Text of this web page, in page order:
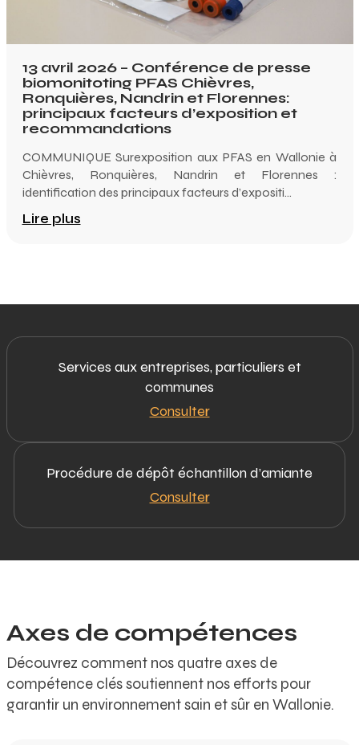
13 avril 2026 – Conférence de presse
biomonitoting PFAS Chièvres,
Ronquières, Nandrin et Florennes:
principaux facteurs d’exposition et
recommandations
COMMUNIQUE Surexposition aux PFAS en Wallonie à
Chièvres, Ronquières, Nandrin et Florennes :
identification des principaux facteurs d’expositi...
Lire plus
Services aux entreprises, particuliers et
communes
Consulter
Procédure de dépôt échantillon d’amiante
Consulter
Axes de compétences
Découvrez comment nos quatre axes de
compétence clés soutiennent nos efforts pour
garantir un environnement sain et sûr en Wallonie.